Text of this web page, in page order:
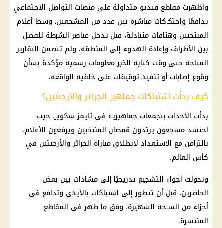
وأظهرت مقاطع فيديو متداولة على منصات التواصل الاجتماعي
تدافعًا واحتكاكات مباشرة بين عدد من المشجعين، وسط أعلام
المنتخبين وهتافات متبادلة، قبل تدخل عناصر الشرطة للفصل
بين الأطراف وإعادة الهدوء إلى المنطقة. ولم تتضمن التقارير
المتاحة حتى وقت كتابة الخبر معلومات رسمية مؤكدة بشأن
وقوع إصابات أو تنفيذ توقيفات على خلفية الواقعة.
كيف بدأت اشتباكات جماهير الجزائر والأرجنتين؟
بدأت الأحداث بتجمعات جماهيرية في تايمز سكوير، حيث
احتشد مشجعون يرتدون قمصان المنتخبين ويرفعون الأعلام،
بالتزامن مع الاستعداد لانطلاق مباراة الجزائر والأرجنتين في
كأس العالم.
وتحولت أجواء التشجيع تدريجيًا إلى مشادات بين بعض
الحاضرين، قبل أن تتطور إلى اشتباكات بالأيدي وتدافع في
أجزاء من الساحة الشهيرة، وفق ما ظهر في المقاطع
المنتشرة.